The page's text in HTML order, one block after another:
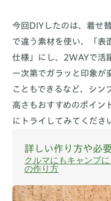
今回DIYしたのは、着せ
で違う素材を使い、「表
仕様」にし、2WAYで活
ー次第でガラッと印象が
こともできるなど、シン
高さもおすすめのポイン
にトライしてみてくださ
詳しい作り方や必
クルマにもキャンプ
の作り方